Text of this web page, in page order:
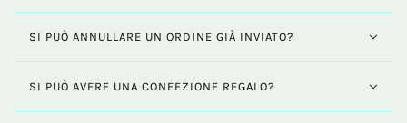
SI PUÒ ANNULLARE UN ORDINE GIÀ INVIATO?
SI PUÒ AVERE UNA CONFEZIONE REGALO?